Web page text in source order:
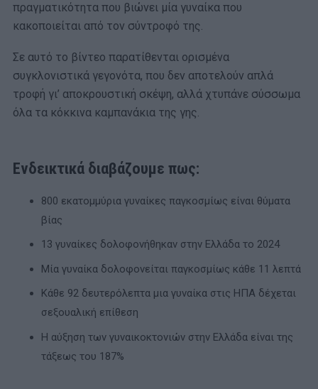
πραγματικότητα που βιώνει μία γυναίκα που
κακοποιείται από τον σύντροφό της.
Σε αυτό το βίντεο παρατίθενται ορισμένα
συγκλονιστικά γεγονότα, που δεν αποτελούν απλά
τροφή γι’ αποκρουστική σκέψη, αλλά χτυπάνε σύσσωμα
όλα τα κόκκινα καμπανάκια της γης.
Ενδεικτικά διαβάζουμε πως:
800 εκατομμύρια γυναίκες παγκοσμίως είναι θύματα
βίας
13 γυναίκες δολοφονήθηκαν στην Ελλάδα το 2024
Μία γυναίκα δολοφονείται παγκοσμίως κάθε 11 λεπτά
Κάθε 92 δευτερόλεπτα μια γυναίκα στις ΗΠΑ δέχεται
σεξουαλική επίθεση
Η αύξηση των γυναικοκτονιών στην Ελλάδα είναι της
τάξεως του 187%